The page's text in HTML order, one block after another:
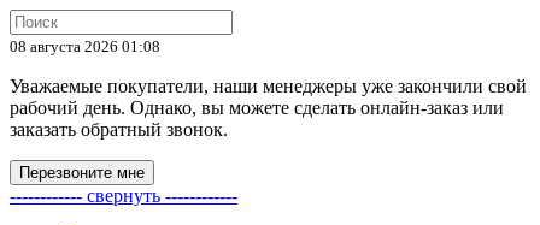
08 августа 2026 01:08
Уважаемые покупатели, наши менеджеры уже закончили свой
рабочий день. Однако, вы можете сделать онлайн-заказ или
заказать обратный звонок.
Перезвоните мне
------------ свернуть ------------